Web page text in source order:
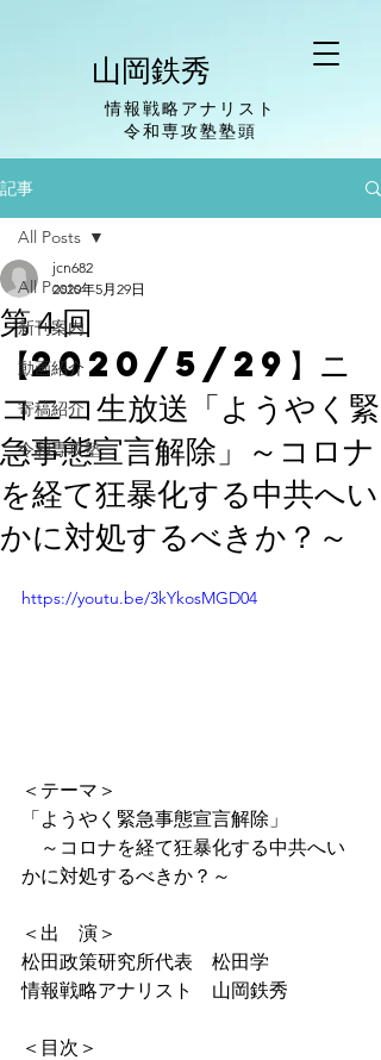
山岡鉄秀
情報戦略アナリスト
​令和専攻塾塾頭
記事
All Posts
新刊案内
動画紹介
寄稿紹介
令和専攻塾
All Posts
第４回
【2020/5/29】ニ
コニコ生放送「ようやく緊
急事態宣言解除」～コロナ
を経て狂暴化する中共へい
かに対処するべきか？～
jcn682
2020年5月29日
https://youtu.be/3kYkosMGD04
＜テーマ＞
「ようやく緊急事態宣言解除」
～コロナを経て狂暴化する中共へい
かに対処するべきか？～
＜出　演＞
松田政策研究所代表　松田学
情報戦略アナリスト　山岡鉄秀
＜目次＞